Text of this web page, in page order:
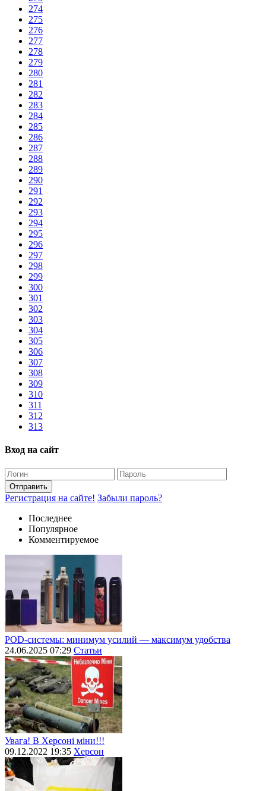
274
275
276
277
278
279
280
281
282
283
284
285
286
287
288
289
290
291
292
293
294
295
296
297
298
299
300
301
302
303
304
305
306
307
308
309
310
311
312
313
Вход на сайт
Отправить
Регистрация на сайте! Забыли пароль?
Последнее
Популярное
Комментируемое
POD-системы: минимум усилий — максимум удобства
24.06.2025 07:29 Статьи
Увага! В Херсоні міни!!!
09.12.2022 19:35 Херсон